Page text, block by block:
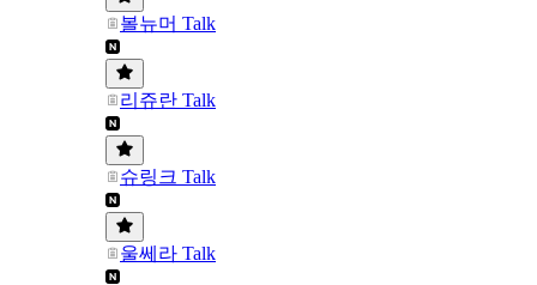
볼뉴머 Talk
리쥬란 Talk
슈링크 Talk
울쎄라 Talk